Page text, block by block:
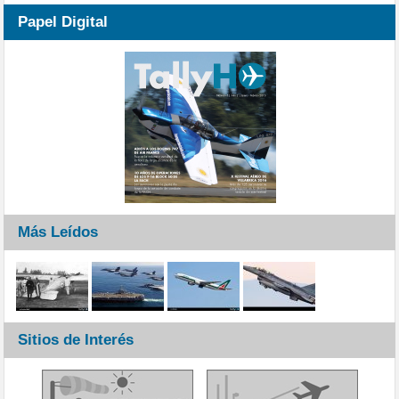
Papel Digital
Más Leídos
Sitios de Interés